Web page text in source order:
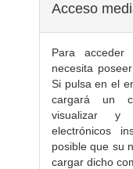
Acceso
Para
necesita
Si pulsa en el
cargará un
visualizar y
electrónicos
posible que su
cargar dicho